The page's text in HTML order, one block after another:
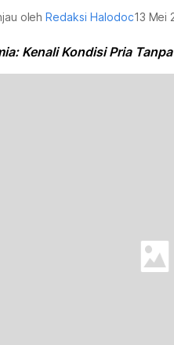
olehRedaksi Halodoc13 Mei
Kenali Kondisi Pria